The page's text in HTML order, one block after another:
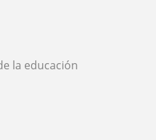
la educación